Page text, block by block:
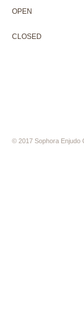
OPEN
CLOSED
© 2017 Sophora Enjudo